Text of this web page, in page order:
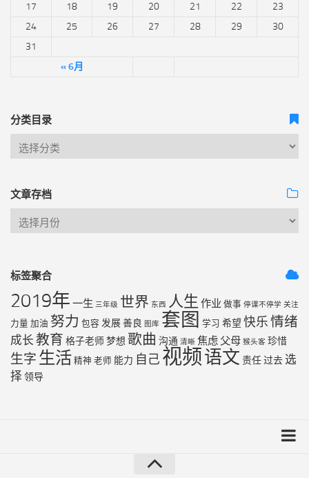
« 6月
17
18 19 20 21 22
23
24
25 26 27 28 29
30
31
分类目录
文章存档
标签聚合
2019年 一生 三年级 世界 东西 人生 作业 做事 停课不停学 关注
力量 加油 努力 包容 发展善良 图库 套图 学习 希望 快乐情绪
成长 教育 格子老师梦想 歌曲 沟通 清晰 焦虑 父母 猴头客 珍惜
生字 生活 精神 老师 能力 自己 视频语文 责任过去 选
择 领导